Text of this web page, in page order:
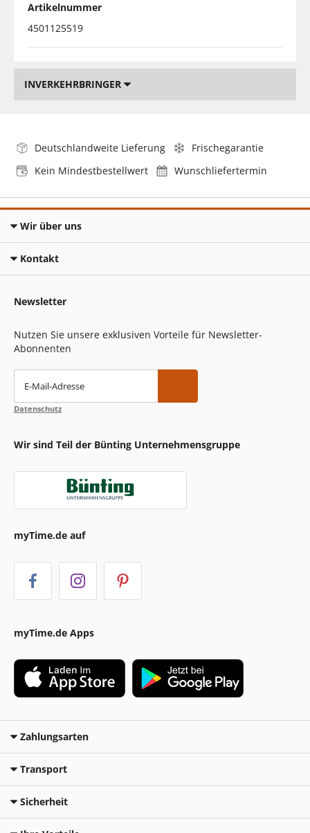
Artikelnummer
4501125519
INVERKEHRBRINGER
Deutschlandweite Lieferung
Frischegarantie
Kein Mindestbestellwert
Wunschliefertermin
Wir über uns
Kontakt
Newsletter
Nutzen Sie unsere exklusiven Vorteile für Newsletter-
Abonnenten
E-Mail-Adresse
Datenschutz
Wir sind Teil der Bünting Unternehmensgruppe
myTime.de auf
myTime.de Apps
Zahlungsarten
Transport
Sicherheit